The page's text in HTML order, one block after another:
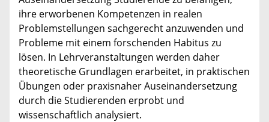
ihre erworbenen Kompetenzen in realen
Problemstellungen sachgerecht anzuwenden und
Probleme mit einem forschenden Habitus zu
lösen. In Lehrveranstaltungen werden daher
theoretische Grundlagen erarbeitet, in praktischen
Übungen oder praxisnaher Auseinandersetzung
durch die Studierenden erprobt und
wissenschaftlich analysiert.